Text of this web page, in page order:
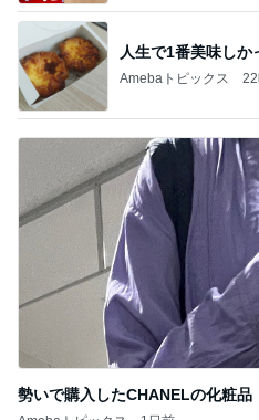
人生で1番美味しか
Amebaトピックス
勢いで購入したCHANELの化粧品